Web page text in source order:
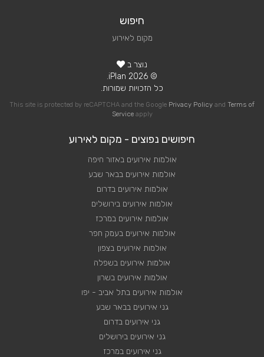
חיפוש
מקום לאירוע
נוצר ב
© 2026 iPlan.
כל הזכויות שמורות.
This site is protected by reCAPTCHA and the Google Privacy Policy and Terms of
Serviceapply
חיפושים נפוצים - מקום לאירוע
אולמות אירועים באזור חיפה
אולמות אירועים בבאר שבע
אולמות אירועים בדרום
אולמות אירועים בירושלים
אולמות אירועים במרכז
אולמות אירועים בעמק חפר
אולמות אירועים בצפון
אולמות אירועים בשפלה
אולמות אירועים בשרון
אולמות אירועים בתל אביב - יפו
גני אירועים בבאר שבע
גני אירועים בדרום
גני אירועים בירושלים
גני אירועים במרכז